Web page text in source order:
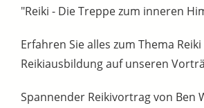
"Reiki - Die Treppe zum inneren
Erfahren Sie alles zum Thema
Reikiausbildung auf unseren
Spannender Reikivortrag von Ben